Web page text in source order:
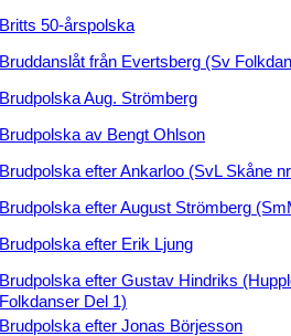
Britts 50-årspolska
Bruddanslåt från Evertsberg (Sv
Brudpolska Aug. Strömberg
Brudpolska av Bengt Ohlson
Brudpolska efter Ankarloo (SvL Skåne
Brudpolska efter August Strömberg
Brudpolska efter Erik Ljung
Brudpolska efter Gustav Hindriks
Folkdanser Del 1)
Brudpolska efter Jonas Börjesson